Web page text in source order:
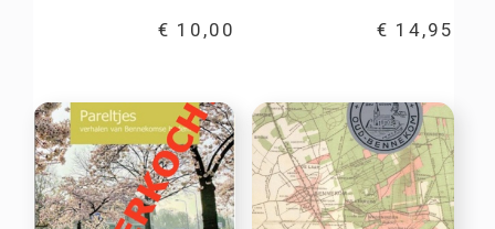
€ 10,00 € 14,95